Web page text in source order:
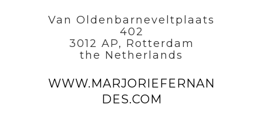
Van Oldenbarneveltplaats
402
3012 AP, Rotterdam
the Netherlands
WWW.MARJORIEFERNAN
DES.COM